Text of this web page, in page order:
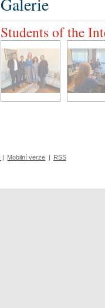
Galerie
Students of the
Mobilní verze RSS